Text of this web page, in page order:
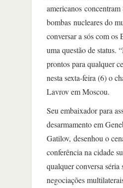
americanos concentram
bombas nucleares do
conversar a sós com os
uma questão de status.
prontos para qualquer
nesta sexta-feira (6) o
Lavrov em Moscou.
Seu embaixador para
desarmamento em
Gatilov, desenhou o
conferência na cidade
qualquer conversa séria
negociações